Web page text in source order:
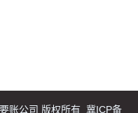
账公司 版权所有 冀ICP备